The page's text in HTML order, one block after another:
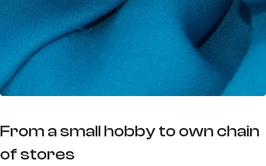
From a small hobby to own chain
of stores